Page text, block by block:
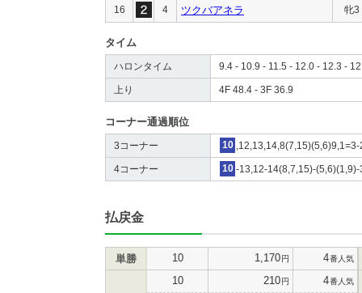
16 4 ツクバアネラ 牝3
タイム
ハロンタイム 9.4 - 10.9 - 11.5 - 12.0 - 12.3 -
上り 4F 48.4 - 3F 36.9
コーナー通過順位
3コーナー 10
4コーナー 10 -13,12-14(8,7,15)-
払戻金
単勝 10 1,170円 4番人気
10 210円 4番人気